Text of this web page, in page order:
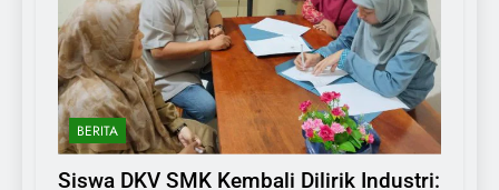
BERITA
Siswa DKV SMK Kembali Dilirik Industri: